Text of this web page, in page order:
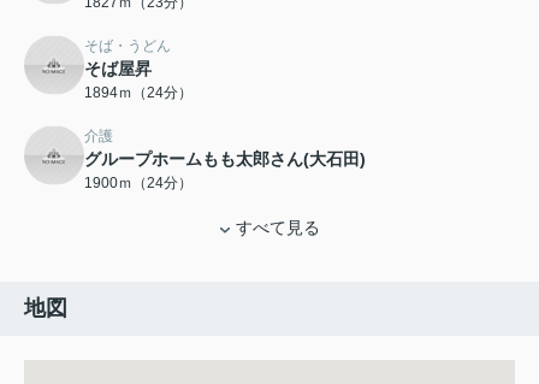
そば・うどん
そば屋昇
1894ｍ（24分）
介護
グループホームもも太郎さん(大石田)
1900ｍ（24分）
すべて見る
地図